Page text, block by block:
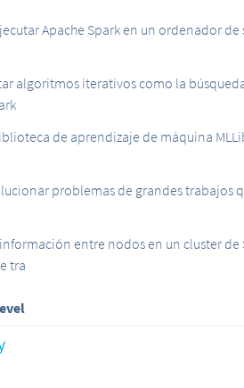
de análisis complejos en scripts de
de datos más grandes utilizando el
Hadoop YARN distribuye Spark a través
sobre otras tecnologías de Spark, como
curso, estarás ejecutando código que
TE ENSENA A PROGRAMAR!
Apache Spark en un ordenador de
algoritmos iterativos como la
de aprendizaje de máquina
problemas de grandes trabajos
entre nodos en un cluster de
tra